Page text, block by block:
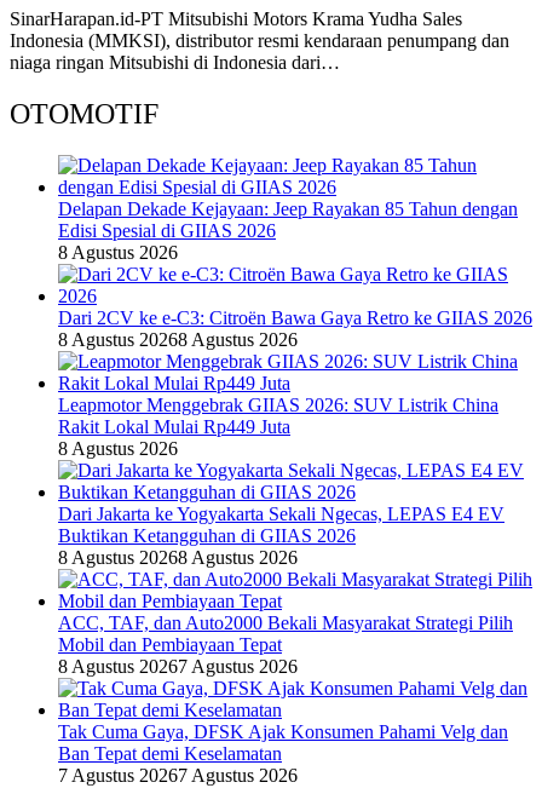
SinarHarapan.id-PT Mitsubishi Motors Krama Yudha Sales
Indonesia (MMKSI), distributor resmi kendaraan penumpang dan
niaga ringan Mitsubishi di Indonesia dari…
OTOMOTIF
Delapan Dekade Kejayaan: Jeep Rayakan 85 Tahun dengan
Edisi Spesial di GIIAS 2026
8 Agustus 2026
Dari 2CV ke e-C3: Citroën Bawa Gaya Retro ke GIIAS 2026
8 Agustus 20268 Agustus 2026
Leapmotor Menggebrak GIIAS 2026: SUV Listrik China
Rakit Lokal Mulai Rp449 Juta
8 Agustus 2026
Dari Jakarta ke Yogyakarta Sekali Ngecas, LEPAS E4 EV
Buktikan Ketangguhan di GIIAS 2026
8 Agustus 20268 Agustus 2026
ACC, TAF, dan Auto2000 Bekali Masyarakat Strategi Pilih
Mobil dan Pembiayaan Tepat
8 Agustus 20267 Agustus 2026
Tak Cuma Gaya, DFSK Ajak Konsumen Pahami Velg dan
Ban Tepat demi Keselamatan
7 Agustus 20267 Agustus 2026